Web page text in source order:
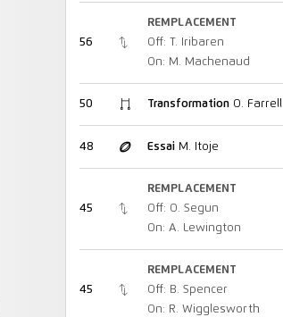
56
REMPLACEMENT
Off: T. Iribaren
On: M. Machenaud
50 TransformationO. Farrell
48 EssaiM. Itoje
45
REMPLACEMENT
Off: O. Segun
On: A. Lewington
45
REMPLACEMENT
Off: B. Spencer
On: R. Wigglesworth